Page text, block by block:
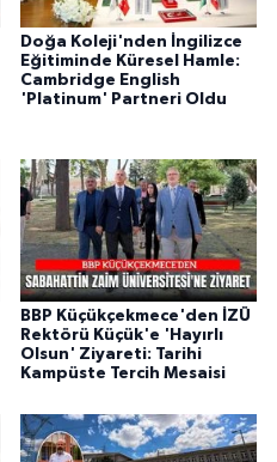
Doğa Koleji'nden İngilizce
Eğitiminde Küresel Hamle:
Cambridge English
'Platinum' Partneri Oldu
BBP Küçükçekmece'den İZÜ
Rektörü Küçük'e 'Hayırlı
Olsun' Ziyareti: Tarihi
Kampüste Tercih Mesaisi